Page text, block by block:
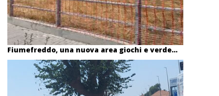
Fiumefreddo, una nuova area giochi e verde...